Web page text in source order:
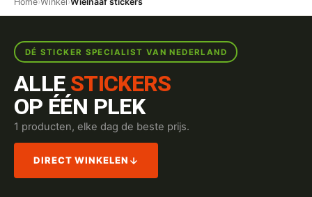
DÉ STICKER SPECIALIST VAN NEDERLAND
ALLE STICKERS
OP ÉÉN PLEK
1 producten, elke dag de beste prijs.
DIRECT WINKELEN